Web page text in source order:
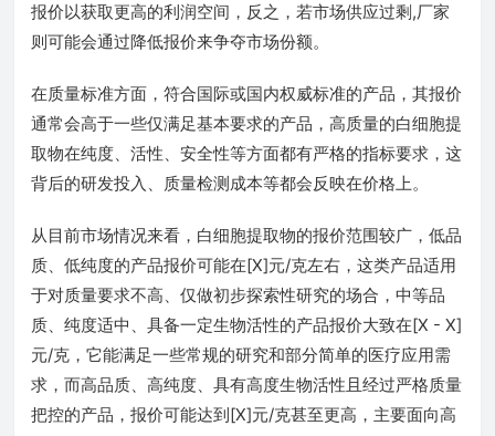
报价以获取更高的利润空间，反之，若市场供应过剩,厂家
则可能会通过降低报价来争夺市场份额。
在质量标准方面，符合国际或国内权威标准的产品，其报价
通常会高于一些仅满足基本要求的产品，高质量的白细胞提
取物在纯度、活性、安全性等方面都有严格的指标要求，这
背后的研发投入、质量检测成本等都会反映在价格上。
从目前市场情况来看，白细胞提取物的报价范围较广，低品
质、低纯度的产品报价可能在[X]元/克左右，这类产品适用
于对质量要求不高、仅做初步探索性研究的场合，中等品
质、纯度适中、具备一定生物活性的产品报价大致在[X - X]
元/克，它能满足一些常规的研究和部分简单的医疗应用需
求，而高品质、高纯度、具有高度生物活性且经过严格质量
把控的产品，报价可能达到[X]元/克甚至更高，主要面向高